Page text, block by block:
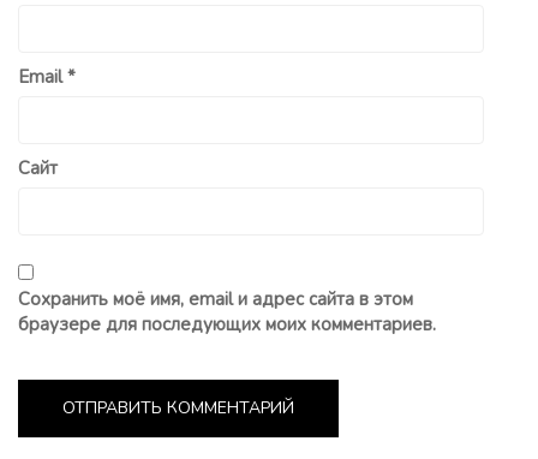
Email*
Сайт
Сохранить моё имя, email и адрес сайта в этом
браузере для последующих моих комментариев.